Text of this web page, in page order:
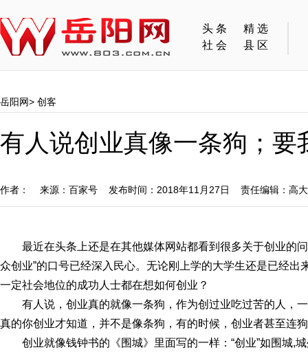
头条
精选
社会
县区
岳阳网> 创客
有人说创业真像一条狗；
作者： 来源：百家号 发布时间：2018年11月27日 责任编辑：高
最近在头条上还是在其他媒体网站都看到很多关于创业的
众创业”的口号已经深入民心。无论刚上学的大学生还是已经
一定社会地位的成功人士都在想如何创业？
有人说，创业真的就像一条狗，作为创过业吃过苦的人，
真的你创业才知道，并不是像条狗，有的时候，创业者甚至连
创业就像钱钟书的《围城》里面写的一样：“创业”如围城,